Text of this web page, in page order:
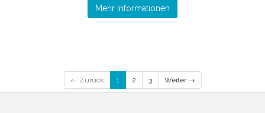
Mehr Informationen
← Zurück 1 2 3 Weiter →